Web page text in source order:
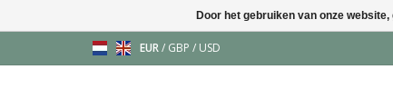
EUR/ GBP / USD
Door het gebruiken van onze